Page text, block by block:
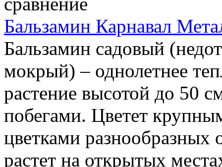
Бальзамин Карнавал
Бальзамин садовый
мокрый) – однолетнее
растение высотой до 50
побегами. Цветет
цветками разнообразных
растет на открытых